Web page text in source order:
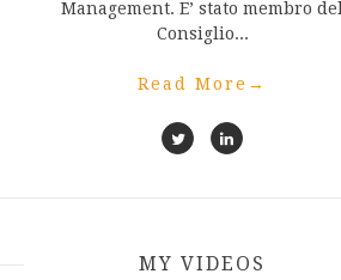
Management. E’ stato membro del
Consiglio...
Read More →
MY VIDEOS